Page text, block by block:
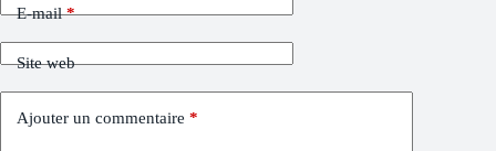
E-mail*
Site web
Ajouter un commentaire *